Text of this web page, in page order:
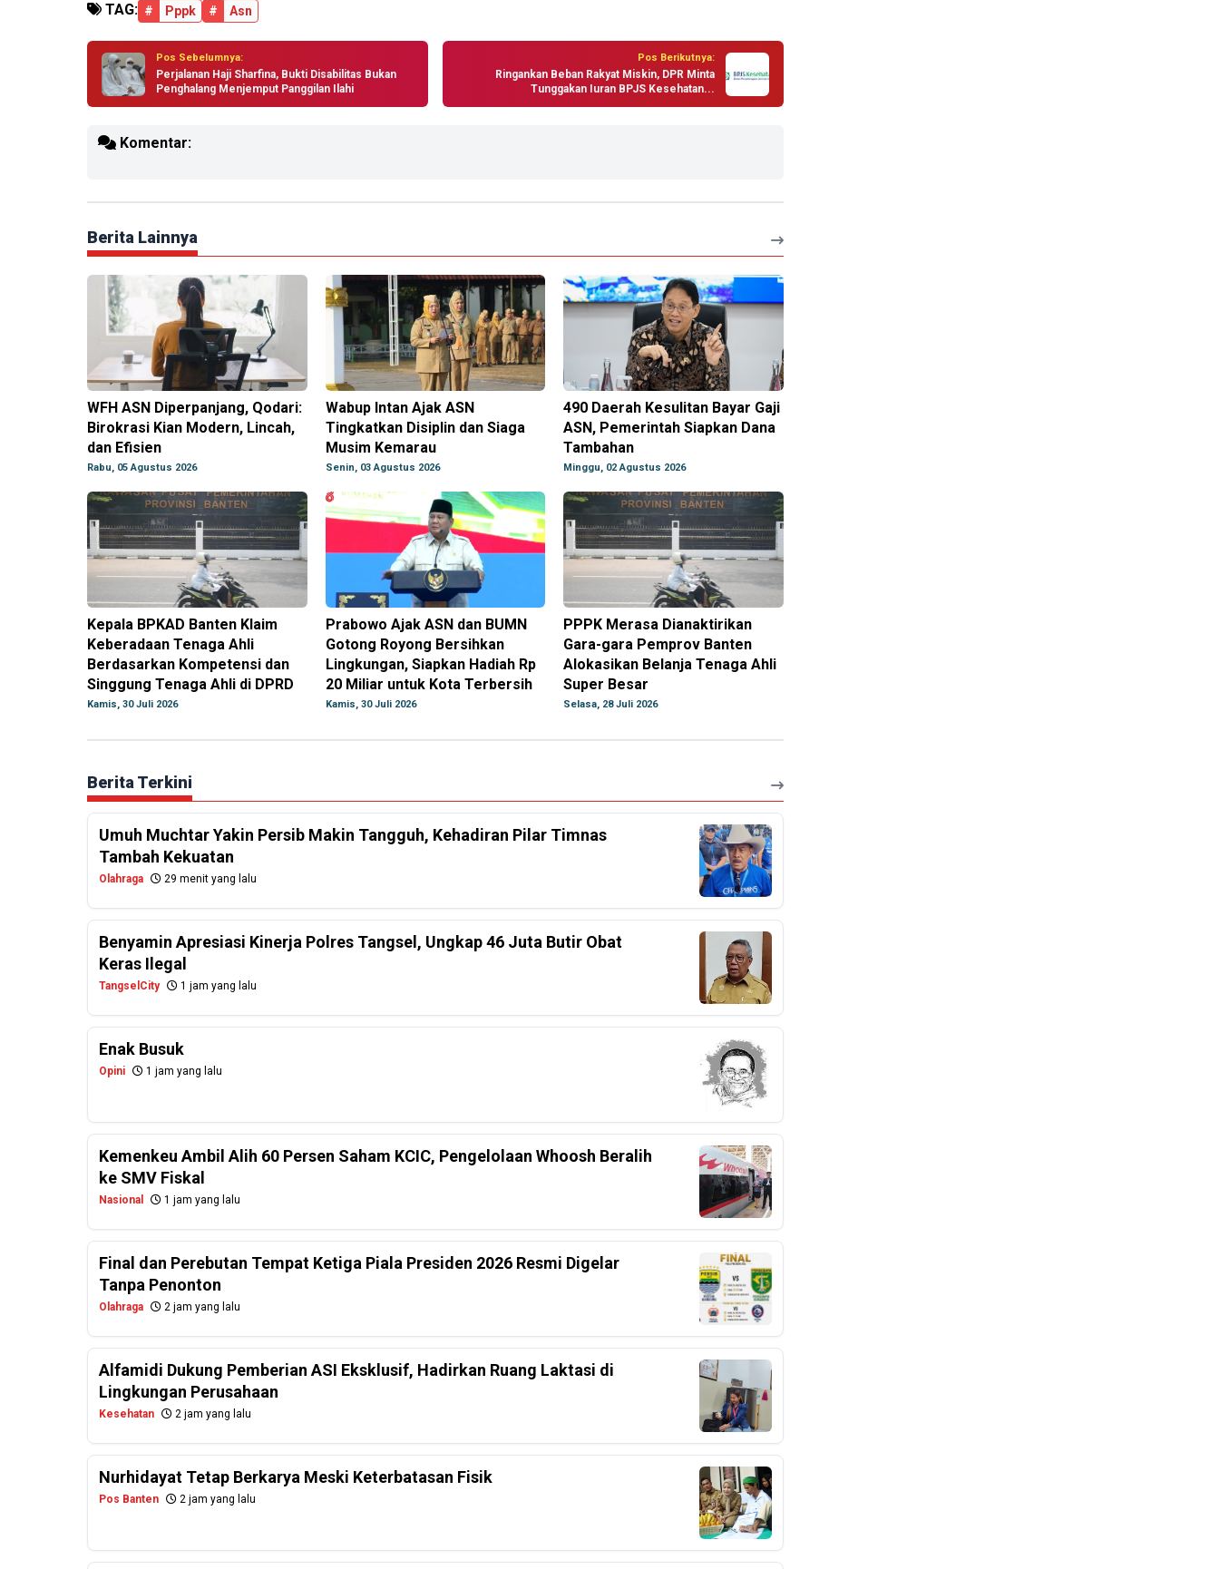
TAG: # Pppk # Asn
Pos Sebelumnya:
Perjalanan Haji Sharfina, Bukti Disabilitas Bukan
Penghalang Menjemput Panggilan Ilahi
Pos Berikutnya:
Ringankan Beban Rakyat Miskin, DPR Minta
Tunggakan Iuran BPJS Kesehatan...
Komentar:
Berita Lainnya
WFH ASN Diperpanjang, Qodari:
Birokrasi Kian Modern, Lincah,
dan Efisien
Rabu, 05 Agustus 2026
Wabup Intan Ajak ASN
Tingkatkan Disiplin dan Siaga
Musim Kemarau
Senin, 03 Agustus 2026
490 Daerah Kesulitan Bayar Gaji
ASN, Pemerintah Siapkan Dana
Tambahan
Minggu, 02 Agustus 2026
Kepala BPKAD Banten Klaim
Keberadaan Tenaga Ahli
Berdasarkan Kompetensi dan
Singgung Tenaga Ahli di DPRD
Kamis, 30 Juli 2026
Prabowo Ajak ASN dan BUMN
Gotong Royong Bersihkan
Lingkungan, Siapkan Hadiah Rp
20 Miliar untuk Kota Terbersih
Kamis, 30 Juli 2026
PPPK Merasa Dianaktirikan
Gara-gara Pemprov Banten
Alokasikan Belanja Tenaga Ahli
Super Besar
Selasa, 28 Juli 2026
Berita Terkini
Umuh Muchtar Yakin Persib Makin Tangguh, Kehadiran Pilar Timnas
Tambah Kekuatan
Olahraga 29 menit yang lalu
Benyamin Apresiasi Kinerja Polres Tangsel, Ungkap 46 Juta Butir Obat
Keras Ilegal
TangselCity 1 jam yang lalu
Enak Busuk
Opini 1 jam yang lalu
Kemenkeu Ambil Alih 60 Persen Saham KCIC, Pengelolaan Whoosh Beralih
ke SMV Fiskal
Nasional 1 jam yang lalu
Final dan Perebutan Tempat Ketiga Piala Presiden 2026 Resmi Digelar
Tanpa Penonton
Olahraga 2 jam yang lalu
Alfamidi Dukung Pemberian ASI Eksklusif, Hadirkan Ruang Laktasi di
Lingkungan Perusahaan
Kesehatan 2 jam yang lalu
Nurhidayat Tetap Berkarya Meski Keterbatasan Fisik
Pos Banten 2 jam yang lalu